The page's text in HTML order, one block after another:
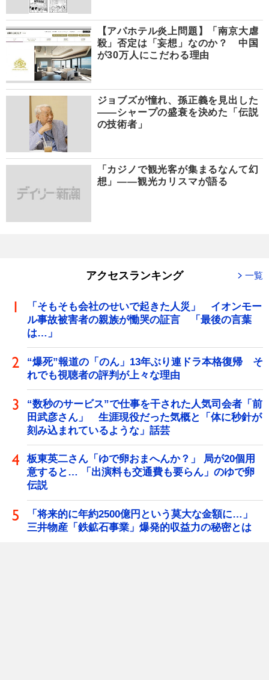
【アパホテル炎上問題】「南京大虐
殺」否定は「妄想」なのか？ 中国
が30万人にこだわる理由
ジョブズが憧れ、孫正義を見出した
――シャープの盛衰を決めた「伝説
の技術者」
「カジノで観光客が集まるなんて幻
想」――観光カリスマが語る
アクセスランキング 一覧
「そもそも会社のせいで起きた人災」 イオンモー
ル事故被害者の親族が慟哭の証言 「最後の言葉
は…」
“爆死”報道の「のん」13年ぶり連ドラ本格復帰 そ
れでも視聴者の評判が上々な理由
“数秒のサービス”で仕事を干された人気司会者「前
田武彦さん」 生涯現役だった気概と「体に秒針が
刻み込まれているような」話芸
板東英二さん「ゆで卵おまへんか？」 局が20個用
意すると… 「出演料も交通費も要らん」のゆで卵
伝説
「将来的に年約2500億円という莫大な金額に…」
三井物産「鉄鉱石事業」爆発的収益力の秘密とは